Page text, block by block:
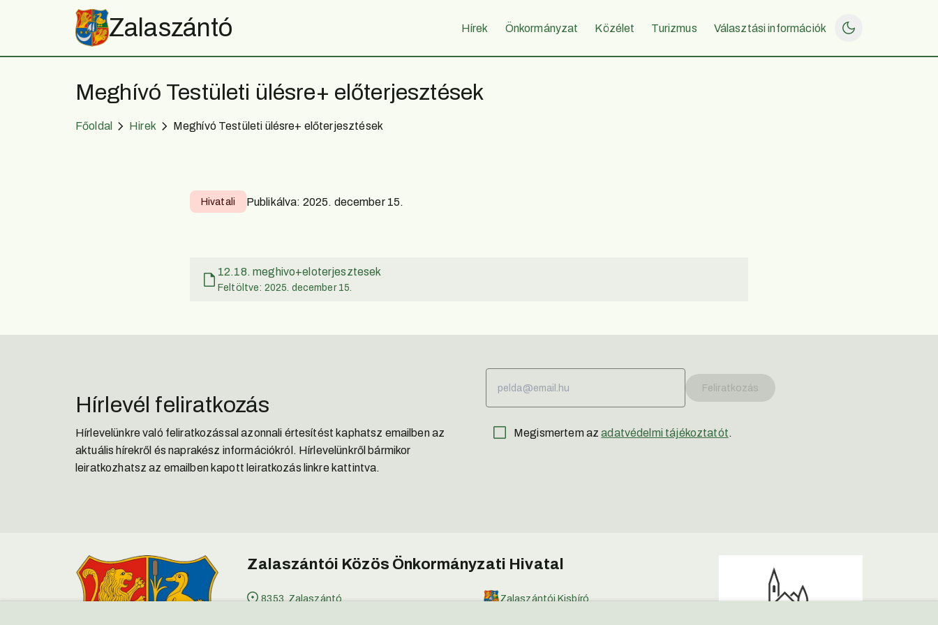
Zalaszántó Hírek Önkormányzat Közélet Turizmus Választási információk
Meghívó Testületi ülésre+ előterjesztések
Főoldal Hirek Meghívó Testületi ülésre+ előterjesztések
Hivatali Publikálva: 2025. december 15.
12.18. meghivo+eloterjesztesek
Feltöltve: 2025. december 15.
Hírlevél feliratkozás
Hírlevelünkre való feliratkozással azonnali értesítést kaphatsz emailben az
aktuális hírekről és naprakész információkról. Hírlevelünkről bármikor
leiratkozhatsz az emailben kapott leiratkozás linkre kattintva.
Feliratkozás
Megismertem azadatvédelmi tájékoztatót.
Zalaszántói Közös Önkormányzati Hivatal
8353, Zalaszántó Zalaszántói Kisbíró